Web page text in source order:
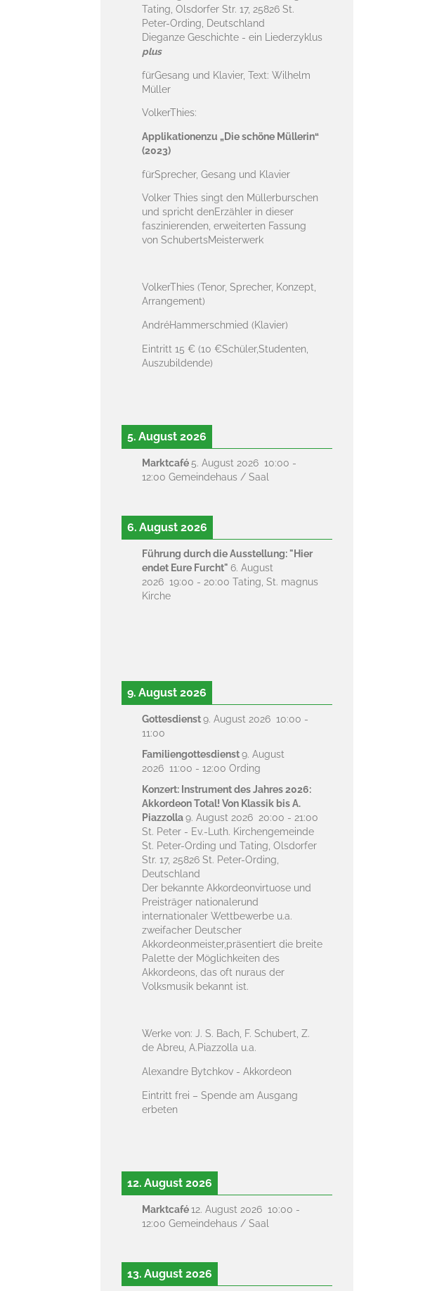
Tating, Olsdorfer Str. 17, 25826 St.
Peter-Ording, Deutschland
Dieganze Geschichte - ein Liederzyklus
plus
fürGesang und Klavier, Text: Wilhelm
Müller
VolkerThies:
Applikationenzu „Die schöne Müllerin“
(2023)
fürSprecher, Gesang und Klavier
Volker Thies singt den Müllerburschen
und spricht denErzähler in dieser
faszinierenden, erweiterten Fassung
von SchubertsMeisterwerk
VolkerThies (Tenor, Sprecher, Konzept,
Arrangement)
AndréHammerschmied (Klavier)
Eintritt 15 € (10 €Schüler,Studenten,
Auszubildende)
5. August 2026
Marktcafé5. August 2026 10:00 -
12:00 Gemeindehaus / Saal
6. August 2026
Führung durch die Ausstellung: "Hier
endet Eure Furcht" 6. August
2026 19:00 - 20:00 Tating, St. magnus
Kirche
9. August 2026
Gottesdienst9. August 2026 10:00 -
11:00
Familiengottesdienst9. August
2026 11:00 - 12:00 Ording
Konzert: Instrument des Jahres 2026:
Akkordeon Total! Von Klassik bis A.
Piazzolla9. August 2026 20:00 - 21:00
St. Peter - Ev.-Luth. Kirchengemeinde
St. Peter-Ording und Tating, Olsdorfer
Str. 17, 25826 St. Peter-Ording,
Deutschland
Der bekannte Akkordeonvirtuose und
Preisträger nationalerund
internationaler Wettbewerbe u.a.
zweifacher Deutscher
Akkordeonmeister,präsentiert die breite
Palette der Möglichkeiten des
Akkordeons, das oft nuraus der
Volksmusik bekannt ist.
Werke von: J. S. Bach, F. Schubert, Z.
de Abreu, A.Piazzolla u.a.
Alexandre Bytchkov - Akkordeon
Eintritt frei – Spende am Ausgang
erbeten
12. August 2026
Marktcafé12. August 2026 10:00 -
12:00 Gemeindehaus / Saal
13. August 2026